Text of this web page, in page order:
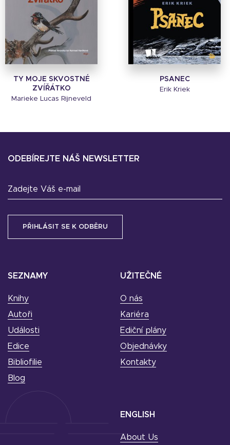
TY MOJE SKVOSTNÉ
ZVÍŘÁTKO
Marieke Lucas Rijneveld
PSANEC
Erik Kriek
SEZNAMY
Knihy
Autoři
Události
Edice
Bibliofilie
Blog
UŽITEČNÉ
O nás
Kariéra
Ediční plány
Objednávky
Kontakty
ODEBÍREJTE NÁŠ NEWSLETTER
Zadejte Váš e-mail
ENGLISH
About Us